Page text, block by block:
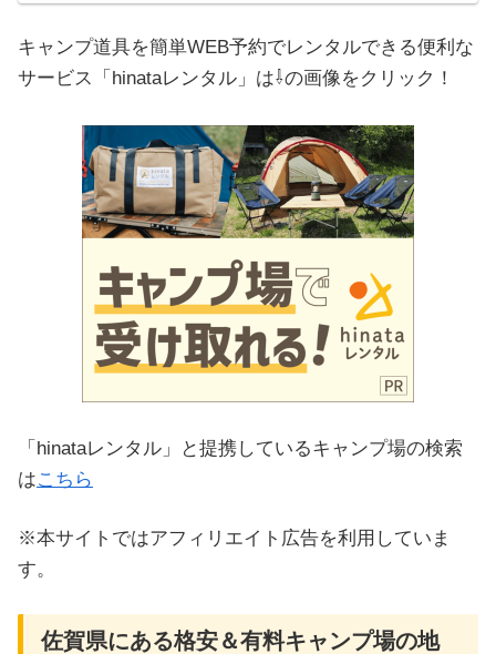
キャンプ道具を簡単WEB予約でレンタルできる便利な
サービス「hinataレンタル」は⇩の画像をクリック！
「hinataレンタル」と提携しているキャンプ場の検索
はこちら
※本サイトではアフィリエイト広告を利用していま
す。
佐賀県にある格安＆有料キャンプ場の地